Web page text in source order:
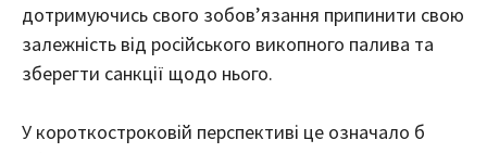
дотримуючись свого зобов’язання припинити свою
залежність від російського викопного палива та
зберегти санкції щодо нього.
У короткостроковій перспективі це означало б